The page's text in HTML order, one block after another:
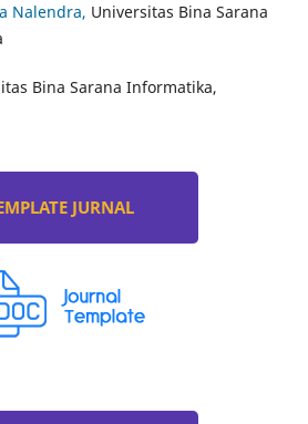
Nalendra, Universitas Bina Sarana
Bina Sarana Informatika,
JURNAL